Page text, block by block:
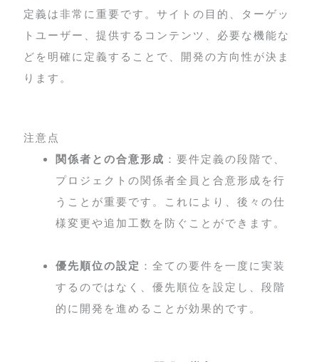
定義は非常に重要です。サイトの目的、ターゲッ
トユーザー、提供するコンテンツ、必要な機能な
どを明確に定義することで、開発の方向性が決ま
ります。
注意点
関係者との合意形成 ：要件定義の段階で、
プロジェクトの関係者全員と合意形成を行
うことが重要です。これにより、後々の仕
様変更や追加工数を防ぐことができます。
優先順位の設定 ：全ての要件を一度に実装
するのではなく、優先順位を設定し、段階
的に開発を進めることが効果的です。